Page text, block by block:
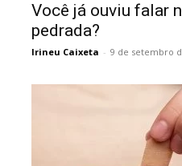
Você já ouviu falar
pedrada?
Irineu Caixeta - 9 de setembro